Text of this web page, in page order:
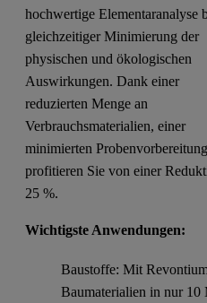
hochwertige Elementaranalyse
gleichzeitiger Minimierung der
physischen und ökologischen
Auswirkungen. Dank einer
reduzierten Menge an
Verbrauchsmaterialien, einer
minimierten
profitieren Sie von einer
25 %.
Wichtigste Anwendungen:
Baustoffe: Mit
Baumaterialien in nur 10